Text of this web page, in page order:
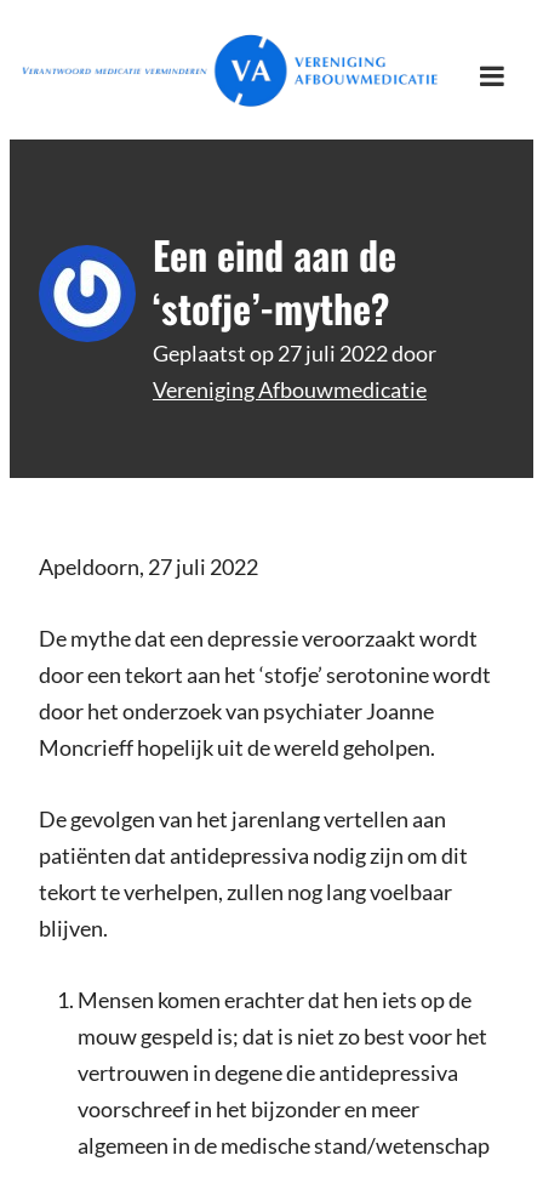
naar
inhoud
Vereniging
Afbouwmedicatie
Verantwoord afbouwen
Een eind aan de
‘stofje’-mythe?
Geplaatst op27 juli 2022door
Vereniging Afbouwmedicatie
Apeldoorn, 27 juli 2022
De mythe dat een depressie veroorzaakt wordt
door een tekort aan het ‘stofje’ serotonine wordt
door het onderzoek van psychiater Joanne
Moncrieff hopelijk uit de wereld geholpen.
De gevolgen van het jarenlang vertellen aan
patiënten dat antidepressiva nodig zijn om dit
tekort te verhelpen, zullen nog lang voelbaar
blijven.
Mensen komen erachter dat hen iets op de
mouw gespeld is; dat is niet zo best voor het
vertrouwen in degene die antidepressiva
voorschreef in het bijzonder en meer
algemeen in de medische stand/wetenschap